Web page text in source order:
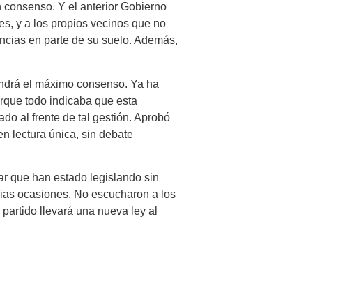
Y el anterior Gobierno
y a los propios vecinos que no
en parte de su suelo. Además,
el máximo consenso. Ya ha
todo indicaba que esta
al frente de tal gestión. Aprobó
lectura única, sin debate
que han estado legislando sin
ocasiones. No escucharon a los
llevará una nueva ley al